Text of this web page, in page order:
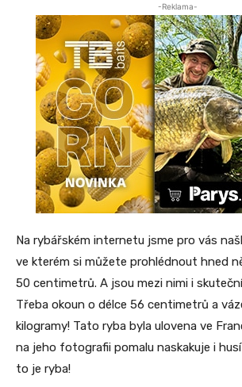
-Reklama-
Na rybářském internetu jsme pro vás
ve kterém si můžete prohlédnout hned
50 centimetrů. A jsou mezi nimi i
Třeba okoun o délce 56 centimetrů a
kilogramy! Tato ryba byla ulovena ve
na jeho fotografii pomalu naskakuje i husí
to je ryba!